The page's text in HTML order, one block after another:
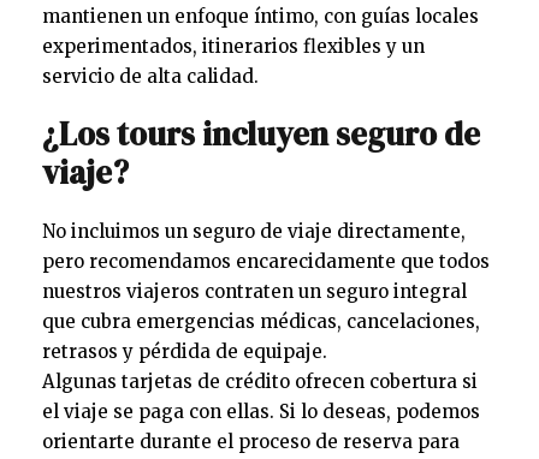
mantienen un enfoque íntimo, con guías locales
experimentados, itinerarios flexibles y un
servicio de alta calidad.
¿Los tours incluyen seguro de
viaje?
No incluimos un seguro de viaje directamente,
pero recomendamos encarecidamente que todos
nuestros viajeros contraten un seguro integral
que cubra emergencias médicas, cancelaciones,
retrasos y pérdida de equipaje.
Algunas tarjetas de crédito ofrecen cobertura si
el viaje se paga con ellas. Si lo deseas, podemos
orientarte durante el proceso de reserva para